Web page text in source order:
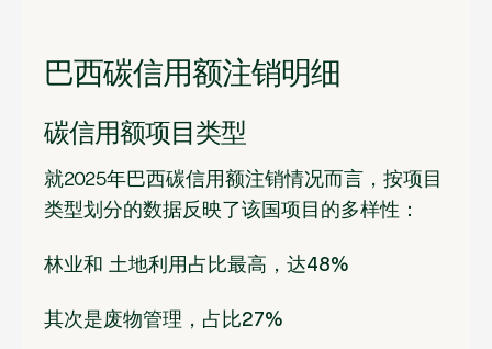
巴西碳信用额注销明细
碳信用额项目类型
就2025年巴西碳信用额注销情况而言，按项目
类型划分的数据反映了该国项目的多样性：
林业和 土地利用占比最高，达48%
其次是废物管理 ，占比27%